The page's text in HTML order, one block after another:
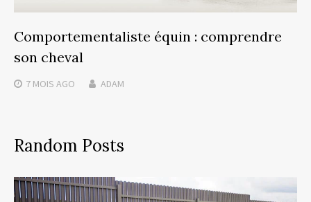
Comportementaliste équin : comprendre
son cheval
7 MOIS AGO ADAM
Random Posts